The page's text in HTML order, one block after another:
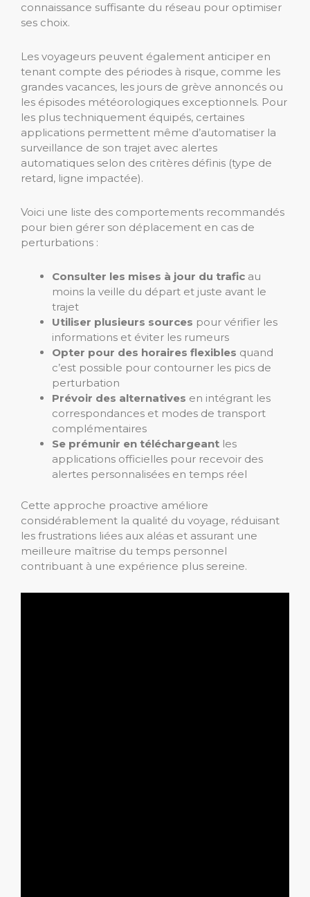
connaissance suffisante du réseau pour optimiser
ses choix.
Les voyageurs peuvent également anticiper en
tenant compte des périodes à risque, comme les
grandes vacances, les jours de grève annoncés ou
les épisodes météorologiques exceptionnels. Pour
les plus techniquement équipés, certaines
applications permettent même d’automatiser la
surveillance de son trajet avec alertes
automatiques selon des critères définis (type de
retard, ligne impactée).
Voici une liste des comportements recommandés
pour bien gérer son déplacement en cas de
perturbations :
Consulter les mises à jour du trafic au
moins la veille du départ et juste avant le
trajet
Utiliser plusieurs sources pour vérifier les
informations et éviter les rumeurs
Opter pour des horaires flexibles quand
c’est possible pour contourner les pics de
perturbation
Prévoir des alternatives en intégrant les
correspondances et modes de transport
complémentaires
Se prémunir en téléchargeant les
applications officielles pour recevoir des
alertes personnalisées en temps réel
Cette approche proactive améliore
considérablement la qualité du voyage, réduisant
les frustrations liées aux aléas et assurant une
meilleure maîtrise du temps personnel
contribuant à une expérience plus sereine.